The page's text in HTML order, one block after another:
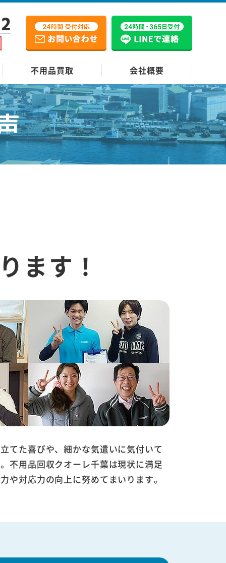
不用品買取 会社概要
ます！
てた喜びや、細かな気遣いに気付いて
不用品回収クオーレ千葉は現状に満足
対応力の向上に努めてまいります。